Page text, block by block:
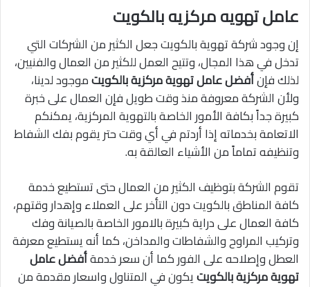
عامل تهويه مركزيه بالكويت
إن وجود شركة تهوية بالكويت جعل الكثير من الشركات التي
تدخل في هذا المجال، وتتيح العمل للكثير من العمال والفنيين،
لذلك فإنأفضل عامل تهوية مركزية بالكويتموجود لدينا،
ولأن الشركة معروفة منذ وقت طويل فإن العمال على خبرة
كبيرة جداً بكافة الأمور الخاصة بالتهوية المركزية، يمكنكم
الاتعامة بخدماته إذا أردتم في أي وقت حتر يقوم بفك الشفاط
وتنظيفه تماماً من الأشياء العالقة به.
تقوم الشركة بتوظيف الكثير من العمال حتى تستطيع خدمة
كافة المناطق بالكويت دون التأخر على العملاء وإهدار وقتهم،
كافة العمال على دراية كبيرة بالامور الخاصة بالصيانة وفك
وتركيب المراوح والشفاطات والمداخن، كما أنه يستطيع معرفة
العطل وإصلاحه على الفور كما أن سعر خدمةأفضل عامل
تهوية مركزية بالكويتيكون في المتناول واسعار مقدمة من